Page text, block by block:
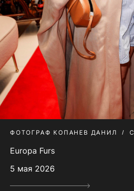
ФОТОГРАФ КОПАНЕВ ДАНИЛ
Europa Furs
5 мая 2026